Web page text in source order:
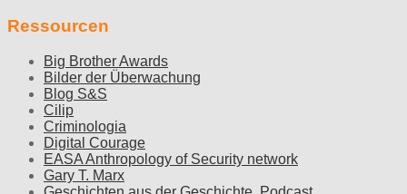
Ressourcen
Big Brother Awards
Bilder der Überwachung
Blog S&S
Cilip
Criminologia
Digital Courage
EASA Anthropology of Security network
Gary T. Marx